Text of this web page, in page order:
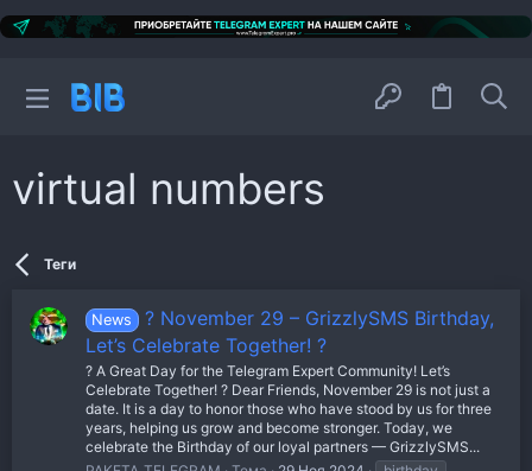
virtual numbers
Теги
News
? November 29 – GrizzlySMS Birthday,
Let’s Celebrate Together! ?
? A Great Day for the Telegram Expert Community! Let’s
Celebrate Together! ? Dear Friends, November 29 is not just a
date. It is a day to honor those who have stood by us for three
years, helping us grow and become stronger. Today, we
celebrate the Birthday of our loyal partners — GrizzlySMS...